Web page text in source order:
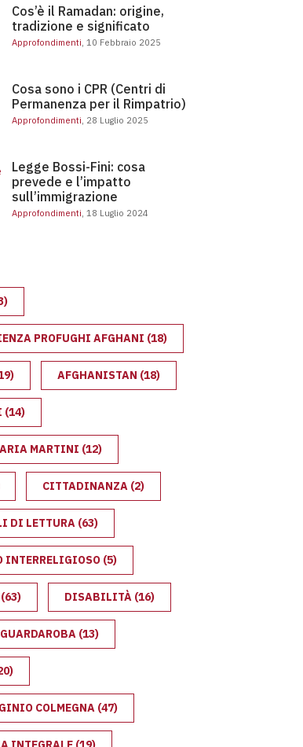
Cos’è il Ramadan: origine,
tradizione e significato
Approfondimenti, 10 Febbraio 2025
Cosa sono i CPR (Centri di
Permanenza per il Rimpatrio)
Approfondimenti, 28 Luglio 2025
cosa prevede e l’impatto sull’immigrazione
Legge Bossi-Fini: cosa
prevede e l’impatto
sull’immigrazione
Approfondimenti, 18 Luglio 2024
PROFUGHI AFGHANI (18)
AFGHANISTAN (18)
(14)
MARTINI (12)
CITTADINANZA (2)
DI LETTURA (63)
INTERRELIGIOSO (5)
(63) DISABILITÀ (16)
(13)
COLMEGNA (47)